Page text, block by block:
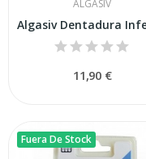
ALGASIV
11,90 €
Fuera De Stock